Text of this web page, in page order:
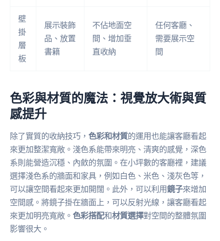
壁
掛
層
板
展示裝飾
品、放置
書籍
不佔地面空
間、增加垂
直收納
任何客廳、
需要展示空
間
色彩與材質的魔法：視覺放大術與質
感提升
除了實質的收納技巧， 色彩和材質的運用也能讓客廳看起
來更加整潔寬敞。淺色系能帶來明亮、清爽的感覺，深色
系則能營造沉穩、內斂的氛圍。在小坪數的客廳裡，建議
選擇淺色系的牆面和家具，例如白色、米色、淺灰色等，
可以讓空間看起來更加開闊。此外，可以利用鏡子來增加
空間感。將鏡子掛在牆面上，可以反射光線，讓客廳看起
來更加明亮寬敞。 色彩搭配和材質選擇對空間的整體氛圍
影響很大。